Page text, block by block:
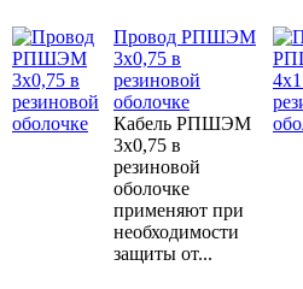
Провод РПШЭМ
3х0,75 в
резиновой
оболочке
Кабель РПШЭМ
3х0,75 в
резиновой
оболочке
применяют при
необходимости
защиты от...